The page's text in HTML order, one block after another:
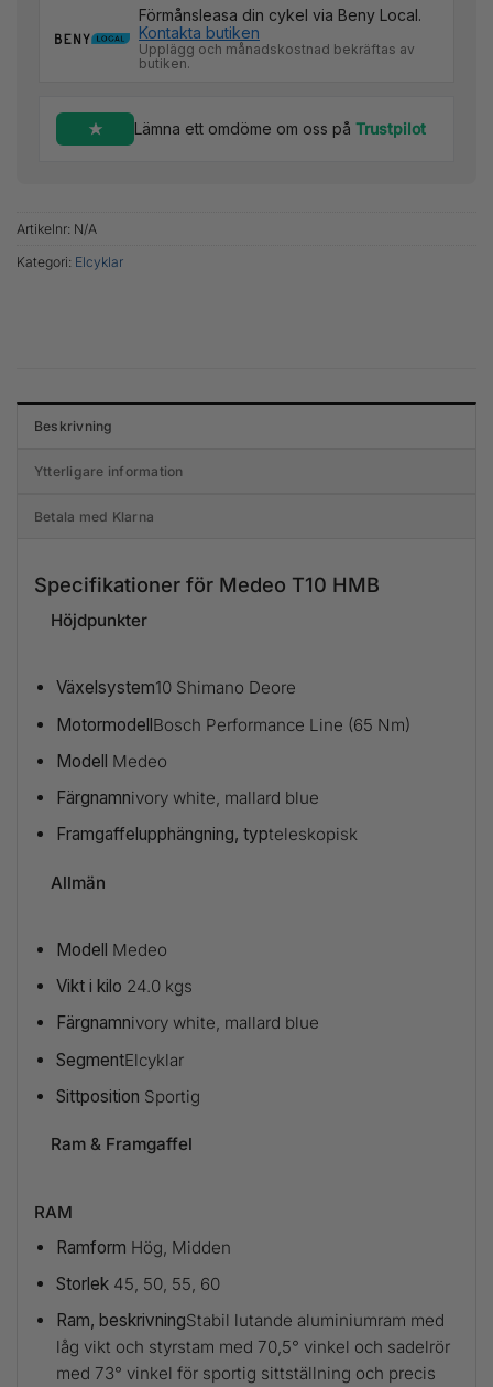
Förmånsleasa din cykel via Beny Local.
Kontakta butiken
Upplägg och månadskostnad bekräftas av
butiken.
Lämna ett omdöme om oss på Trustpilot
Artikelnr: N/A
Kategori: Elcyklar
Beskrivning
Ytterligare information
Betala med Klarna
Specifikationer för Medeo T10 HMB
Höjdpunkter
Växelsystem10 Shimano Deore
MotormodellBosch Performance Line (65 Nm)
Modell Medeo
Färgnamnivory white, mallard blue
Framgaffelupphängning, typteleskopisk
Allmän
Modell Medeo
Vikt i kilo 24.0 kgs
Färgnamnivory white, mallard blue
SegmentElcyklar
Sittposition Sportig
Ram & Framgaffel
RAM
Ramform Hög, Midden
Storlek 45, 50, 55, 60
Ram, beskrivningStabil lutande aluminiumram med
låg vikt och styrstam med 70,5° vinkel och sadelrör
med 73° vinkel för sportig sittställning och precis